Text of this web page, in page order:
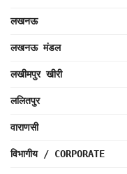
लखनऊ
लखनऊ मंडल
लखीमपुर खीरी
ललितपुर
वाराणसी
विभागीय / CORPORATE